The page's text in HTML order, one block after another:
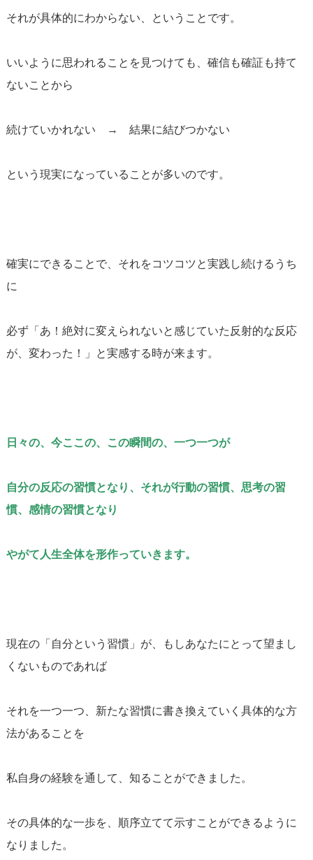
それが具体的にわからない、ということです。
いいように思われることを見つけても、確信も確証も持て
ないことから
続けていかれない → 結果に結びつかない
という現実になっていることが多いのです。
確実にできることで、それをコツコツと実践し続けるうち
に
必ず「あ！絶対に変えられないと感じていた反射的な反応
が、変わった！」と実感する時が来ます。
日々の、今ここの、この瞬間の、一つ一つが
自分の反応の習慣となり、それが行動の習慣、思考の習
慣、感情の習慣となり
やがて人生全体を形作っていきます。
現在の「自分という習慣」が、もしあなたにとって望まし
くないものであれば
それを一つ一つ、新たな習慣に書き換えていく具体的な方
法があることを
私自身の経験を通して、知ることができました。
その具体的な一歩を、順序立てて示すことができるように
なりました。